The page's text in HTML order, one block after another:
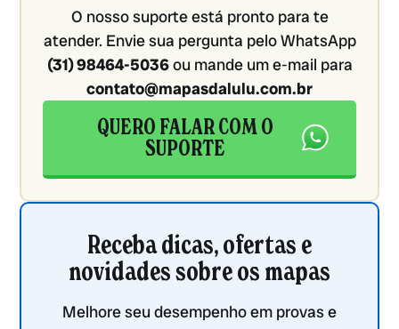
O nosso suporte está pronto para te
atender. Envie sua pergunta pelo WhatsApp
(31) 98464-5036ou mande um e-mail para
contato@mapasdalulu.com.br
QUERO FALAR COM O
SUPORTE
Receba dicas, ofertas e
novidades sobre os mapas
Melhore seu desempenho em provas e